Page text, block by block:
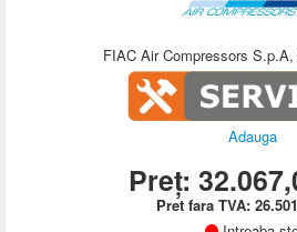
FIAC Air Compressors
Adauga
Preț:
Pret fara TVA: